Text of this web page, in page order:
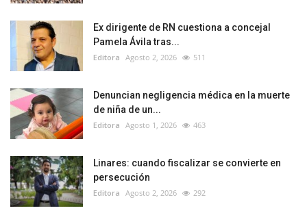
Ex dirigente de RN cuestiona a concejal
Pamela Ávila tras...
Editora Agosto 2, 2026 511
Denuncian negligencia médica en la muerte
de niña de un...
Editora Agosto 1, 2026 463
Linares: cuando fiscalizar se convierte en
persecución
Editora Agosto 2, 2026 292